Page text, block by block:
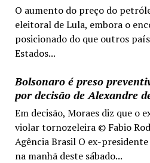
O aumento do preço do
eleitoral de Lula, embora o
posicionado do que outros
Estados...
Bolsonaro é preso
por decisão de Alexandre
Em decisão, Moraes diz que o
violar tornozeleira © Fabio
Agência Brasil O ex-
na manhã deste sábado...